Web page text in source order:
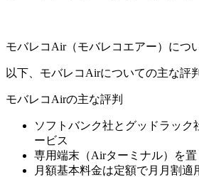
モバレコAir（モバレコエアー）につ
以下、モバレコAirについての主な評
モバレコAirの主な評判
ソフトバンク社とグッドラック
ービス
専用端末（Airターミナル）を
月額基本料金は定額で月月割適